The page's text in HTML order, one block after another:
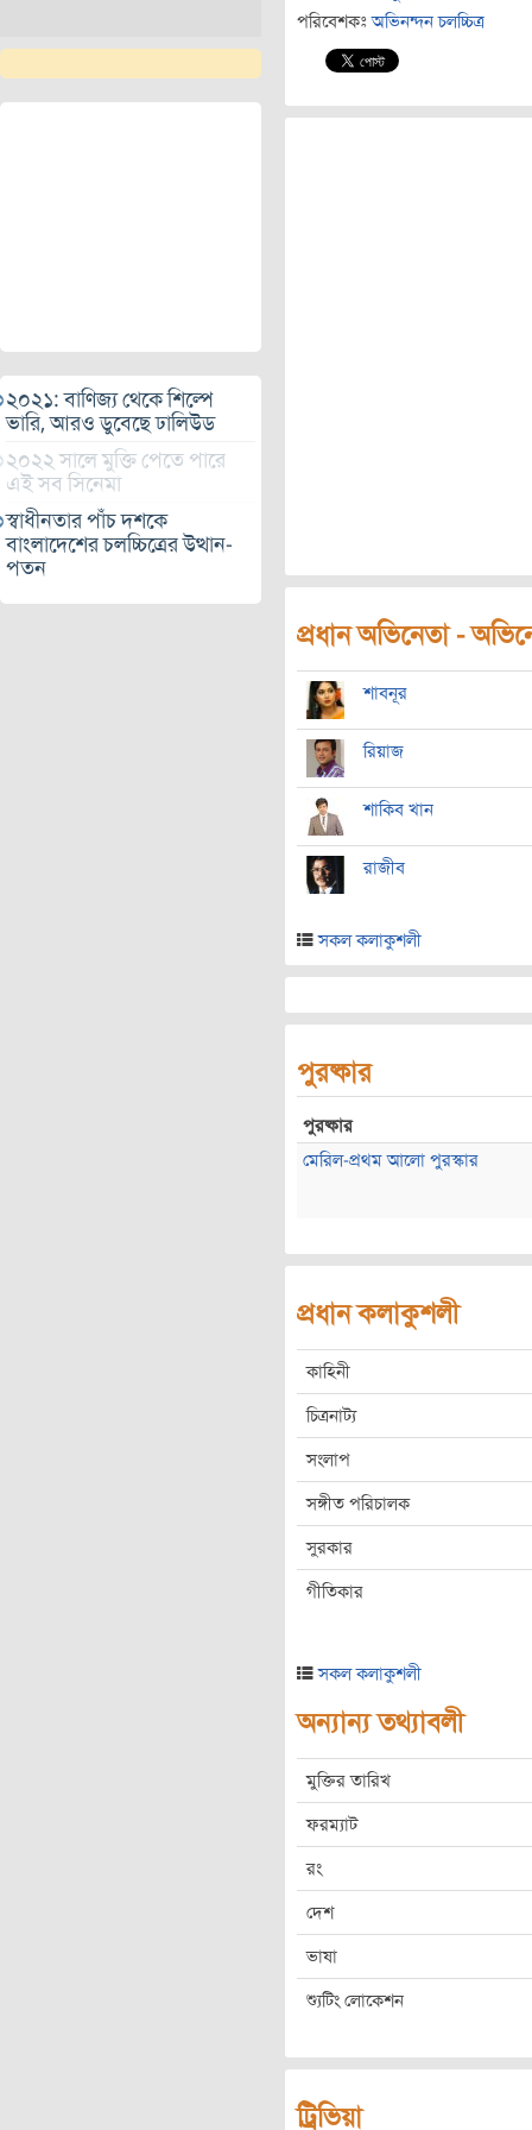
২০২১: বাণিজ্য থেকে শিল্পে
ভারি, আরও ডুবেছে ঢালিউড
২০২২ সালে মুক্তি পেতে পারে
এই সব সিনেমা
স্বাধীনতার পাঁচ দশকে
বাংলাদেশের চলচ্চিত্রের উত্থান-
পতন
পরিবেশকঃ অভিনন্দন চলচ্চিত্র
প্রধান অভিনেতা -
শাবনূর
রিয়াজ
শাকিব খান
রাজীব
সকল কলাকুশলী
পুরষ্কার
পুরষ্কার
মেরিল-প্রথম আলো পুরস্কার
প্রধান কলাকুশলী
কাহিনী
চিত্রনাট্য
সংলাপ
সঙ্গীত পরিচালক
সুরকার
গীতিকার
সকল কলাকুশলী
অন্যান্য তথ্যাবলী
মুক্তির তারিখ
ফরম্যাট
রং
দেশ
ভাষা
শ্যুটিং লোকেশন
ট্রিভিয়া